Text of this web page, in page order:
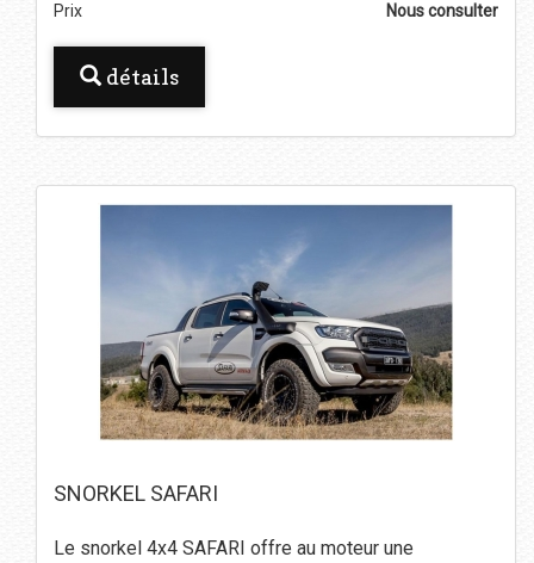
Prix Nous consulter
détails
SNORKEL SAFARI
Le snorkel 4x4 SAFARI offre au moteur une